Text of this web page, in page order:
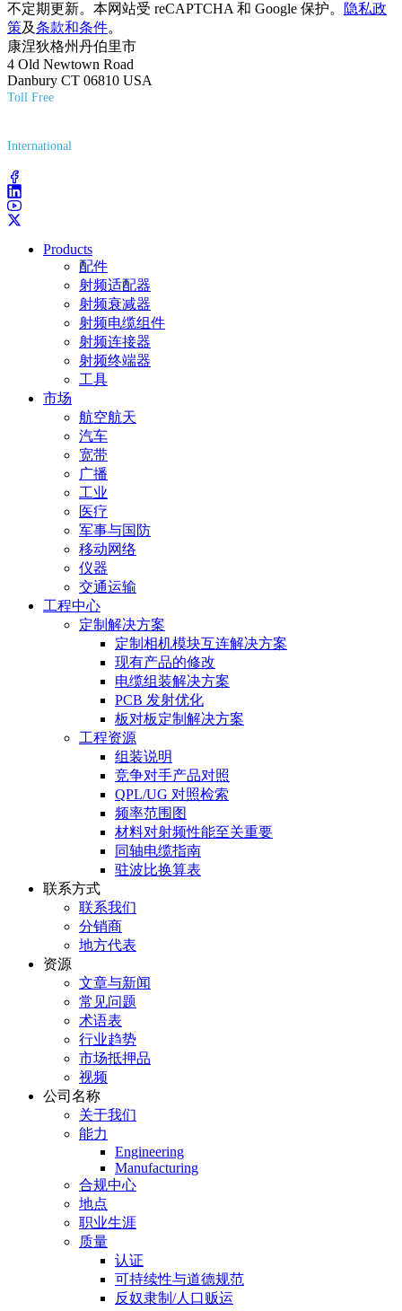
不定期更新。本网站受 reCAPTCHA 和 Google 保护。
隐私政
策及条款和条件。
康涅狄格州丹伯里市
4 Old Newtown Road
Danbury CT 06810 USA
Toll Free
International
Products
配件
射频适配器
射频衰减器
射频电缆组件
射频连接器
射频终端器
工具
市场
航空航天
汽车
宽带
广播
工业
医疗
军事与国防
移动网络
仪器
交通运输
工程中心
定制解决方案
定制相机模块互连解决方案
现有产品的修改
电缆组装解决方案
PCB 发射优化
板对板定制解决方案
工程资源
组装说明
竞争对手产品对照
QPL/UG 对照检索
频率范围图
材料对射频性能至关重要
同轴电缆指南
驻波比换算表
联系方式
联系我们
分销商
地方代表
资源
文章与新闻
常见问题
术语表
行业趋势
市场抵押品
视频
公司名称
关于我们
能力
Engineering
Manufacturing
合规中心
地点
职业生涯
质量
认证
可持续性与道德规范
反奴隶制/人口贩运